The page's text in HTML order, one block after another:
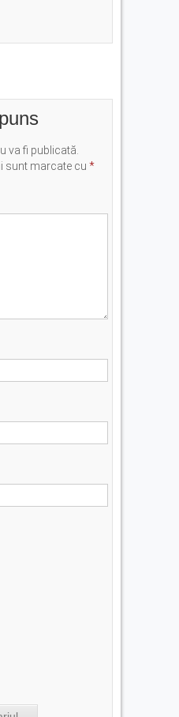
va fi publicată.
sunt marcate cu *